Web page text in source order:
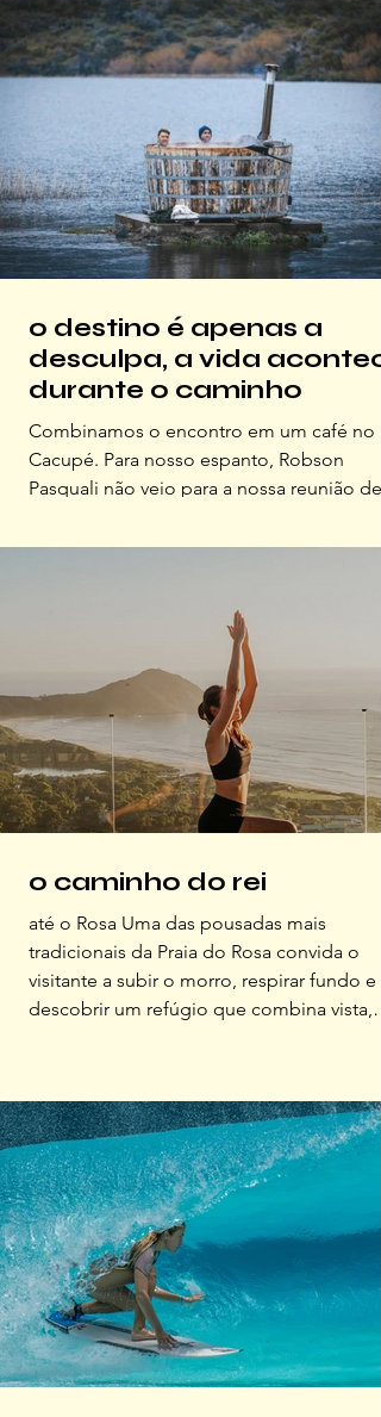
praia do Rio de Janeiro, com barraca
emprestada e pouca estrutura. Choveu de
madrugada. A barraca estava furada, ficou
cheia de mosquitos e areia grudando em
um colchão que mais parecia uma esteira.
Não vi sentido algum em trocar minha
o destino é apenas a
desculpa, a vida
durante o caminho
Combinamos o encontro em um café no
Cacupé. Para nosso espanto, Robson
Pasquali não veio para a nossa reunião de
Florianópolis exclusivamente para essa
gelo. Enquanto os cubos estalavam no
copo, o advogado, que trabalha desde os
anos, atleta de triathlon de longas
e profundo conhecedor da Patagônia
Argentina e Chilena, nos levou para as
latitudes do Sul
o caminho do rei
até o Rosa Uma das pousadas mais
tradicionais da Praia do Rosa convida o
visitante a subir o morro, respirar fundo e
descobrir um refúgio que combina vista,
mar em forma de concha e pequenas
histórias sopradas pelo vento: de
pescadores, de viajantes, de surfi stas, de
famílias que chegaram para ficar. Entre
histórias, uma se tornou parte da pai